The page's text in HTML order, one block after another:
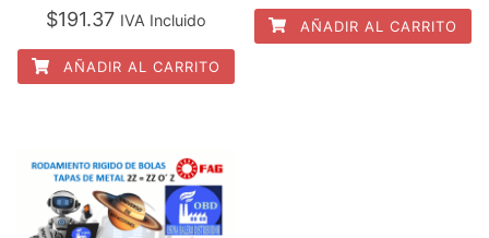
$191.37 IVA Incluido
AÑADIR AL CARRITO
AÑADIR AL CARRITO